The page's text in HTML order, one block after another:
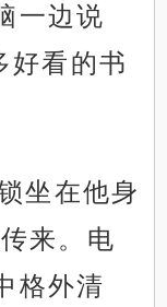
一边说
好看的书
坐在他身
来。电
格外清